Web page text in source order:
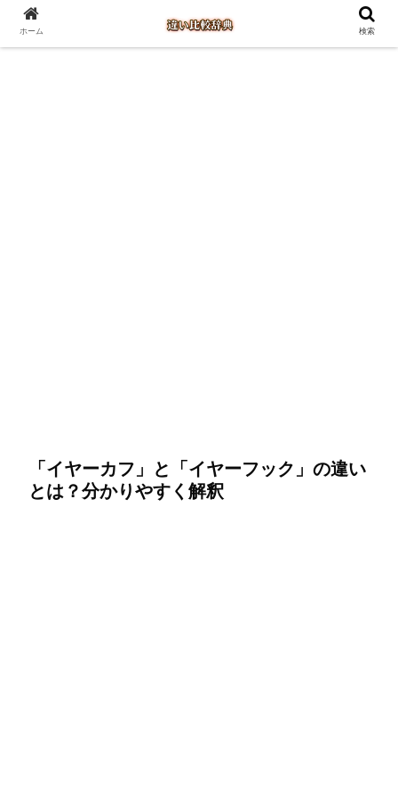
「イヤーカフ」と「イヤーフック」の違い
とは？分かりやすく解釈
ホーム 検索